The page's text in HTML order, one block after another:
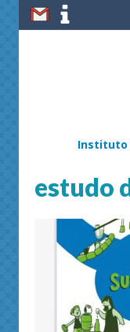
Instituto
estudo